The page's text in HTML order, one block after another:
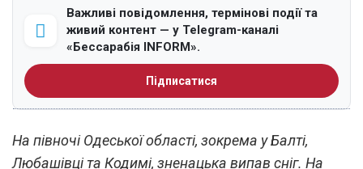
Важливі повідомлення, термінові події та
живий контент — у Telegram-каналі
«Бессарабія INFORM».
Підписатися
На півночі Одеської області, зокрема у Балті,
Любашівці та Кодимі, зненацька випав сніг. На